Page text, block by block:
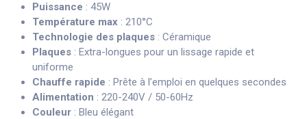
Puissance : 45W
Température max : 210°C
Technologie des plaques : Céramique
Plaques : Extra-longues pour un lissage rapide et
uniforme
Chauffe rapide : Prête à l’emploi en quelques secondes
Alimentation : 220-240V / 50-60Hz
Couleur : Bleu élégant